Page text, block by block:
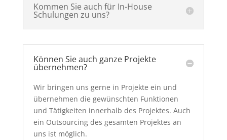
Kommen Sie auch für In-House
Schulungen zu uns?
Können Sie auch ganze Projekte
übernehmen?
Wir bringen uns gerne in Projekte ein und
übernehmen die gewünschten Funktionen
und Tätigkeiten innerhalb des Projektes. Auch
ein Outsourcing des gesamten Projektes an
uns ist möglich.